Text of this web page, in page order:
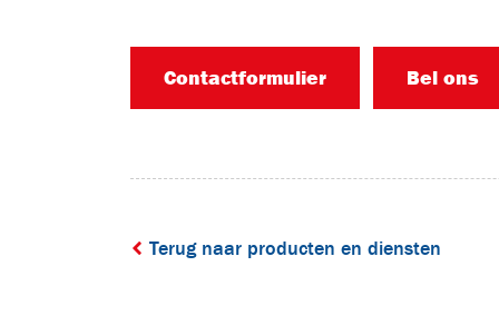
Contactformulier Bel ons
Terug naar producten en diensten